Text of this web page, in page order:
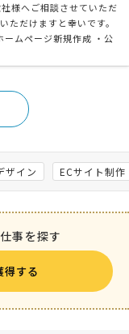
様へご相談させていただ
ただけますと幸いです。
ームページ新規作成 ・公
ザイン ECサイト制作
事を探す
得する